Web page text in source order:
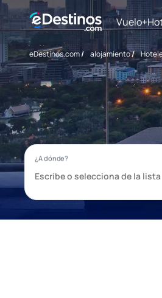
eDestinos.com/ alojamiento/